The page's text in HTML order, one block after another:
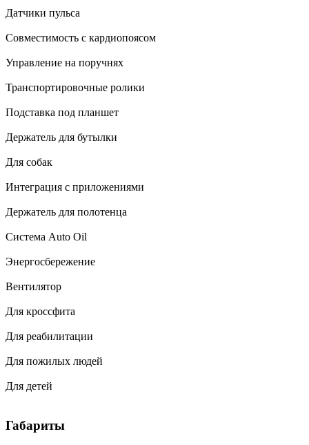
Датчики пульса
Совместимость с кардиопоясом
Управление на поручнях
Транспортировочные ролики
Подставка под планшет
Держатель для бутылки
Для собак
Интеграция с приложениями
Держатель для полотенца
Система Auto Oil
Энергосбережение
Вентилятор
Для кроссфита
Для реабилитации
Для пожилых людей
Для детей
Габариты